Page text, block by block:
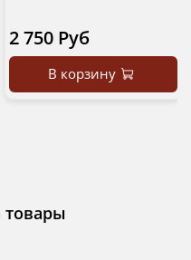
2 750 Руб
В корзину